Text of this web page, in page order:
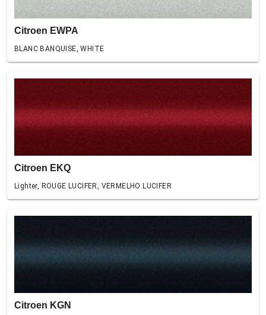
Citroen EWPA
BLANC BANQUISE, WHITE
Citroen EKQ
Lighter, ROUGE LUCIFER, VERMELHO LUCIFER
Citroen KGN